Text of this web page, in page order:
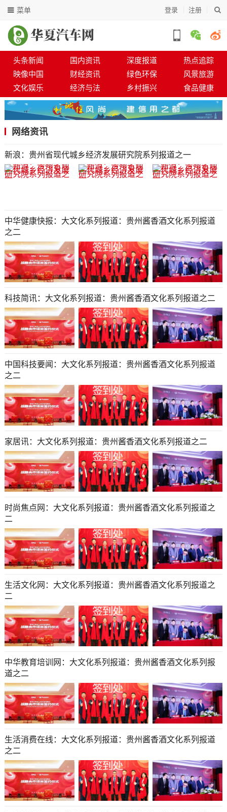
登录 注册
菜单
头条新闻 国内资讯 深度报道
热点追踪
映像中国
财经资讯 绿色环保
风景旅游
文化娱乐
经济与法 乡村振兴 食品健康
网络资讯
新浪：贵州省现代城乡经济发展研究院系列报道之一
中华健康快报：大文化系列报道：贵州酱香酒文化系列报道
之二
科技简讯：大文化系列报道：贵州酱香酒文化系列报道之二
中国科技要闻：大文化系列报道：贵州酱香酒文化系列报道
之二
家居讯：大文化系列报道：贵州酱香酒文化系列报道之二
时尚焦点网：大文化系列报道：贵州酱香酒文化系列报道之
二
生活文化网：大文化系列报道：贵州酱香酒文化系列报道之
二
中华教育培训网：大文化系列报道：贵州酱香酒文化系列报
道之二
生活消费在线：大文化系列报道：贵州酱香酒文化系列报道
之二